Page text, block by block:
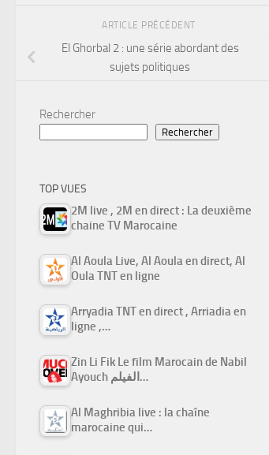
ARTICLE PRÉCÉDENT
El Ghorbal 2 : une série abordant des
sujets politiques
Rechercher
Rechercher
TOP VUES
2M live , 2M en direct : La deuxième
chaine TV Marocaine
Al Aoula Live, Al Aoula en direct, Al
Oula TNT en ligne
Arryadia TNT en direct , Arriadia en
ligne ,…
Zin Li Fik Le film Marocain de Nabil
Ayouch الفيلم…
Al Maghribia live : la chaîne
marocaine qui…